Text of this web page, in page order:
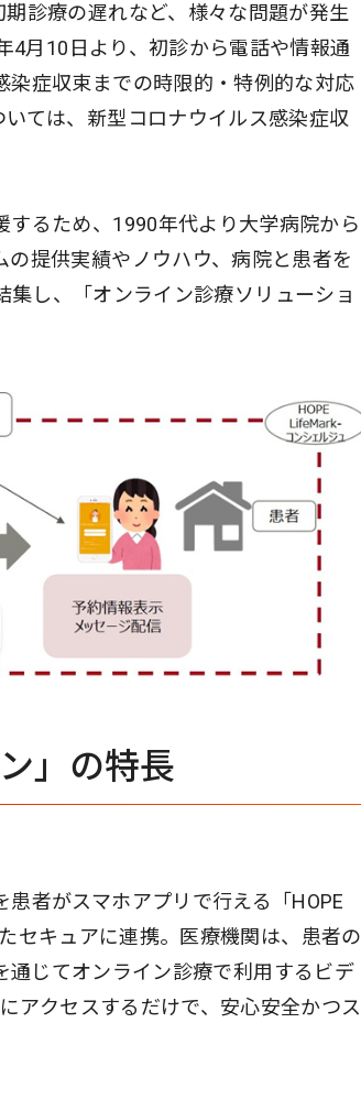
診療の遅れなど、様々な問題が発生
4月10日より、初診から電話や情報通
症収束までの時限的・特例的な対応
ては、新型コロナウイルス感染症収
るため、1990年代より大学病院から
提供実績やノウハウ、病院と患者を
し、「オンライン診療ソリューショ
」の特長
者がスマホアプリで行える「HOPE
セキュアに連携。医療機関は、患者の
通じてオンライン診療で利用するビデ
アクセスするだけで、安心安全かつス